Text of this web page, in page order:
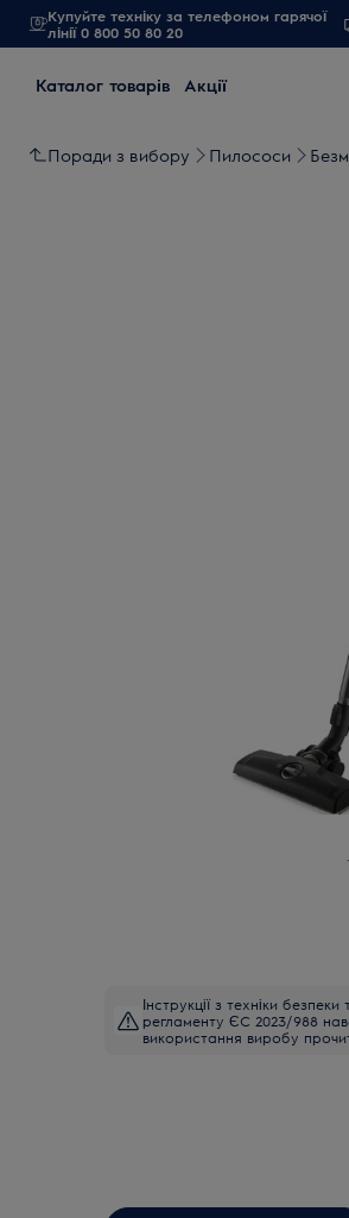
Купуйте техніку за телефоном гарячої
лінії 0 800 50 80 20
Каталог товарів Акції
Поради з вибору Пилососи
Інструкції з техніки
регламенту ЄС 2023/988
використання виробу